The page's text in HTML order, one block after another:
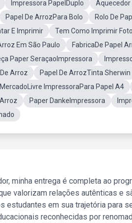
Impressora PapelDuplo Aquecedor
Papel De ArrozPara Bolo
Rolo De
E Imprimir
Tem Como Imprimir
Em São Paulo
FabricaDe Papel
Paper SeraçaoImpressora
Arroz
Papel De ArrozTinta Sherwin
MercadoLivre ImpressoraPara Papel A4
Paper DankeImpressora
minha entrega é completa ao
valorizam relações autênticas e
estudantes em sua trajetória para
reconhecidas por